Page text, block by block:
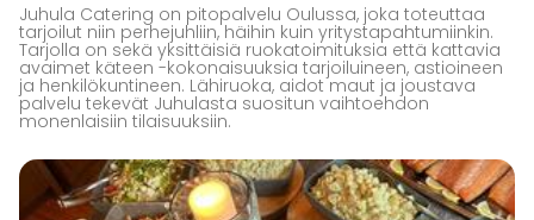
Juhula Catering on pitopalvelu Oulussa, joka toteuttaa
tarjoilut niin perhejuhliin, häihin kuin yritystapahtumiinkin.
Tarjolla on sekä yksittäisiä ruokatoimituksia että kattavia
avaimet käteen -kokonaisuuksia tarjoiluineen, astioineen
ja henkilökuntineen. Lähiruoka, aidot maut ja joustava
palvelu tekevät Juhulasta suositun vaihtoehdon
monenlaisiin tilaisuuksiin.